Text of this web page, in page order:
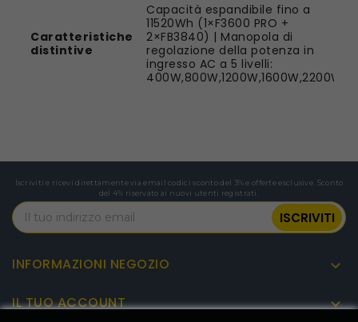
Caratteristiche
distintive
Capacità espandibile fino a
11520Wh (1×F3600 PRO +
2×FB3840) | Manopola di
regolazione della potenza in
ingresso AC a 5 livelli:
400W,800W,1200W,1600W,2200W
IL TUO ACCOUNT 
INFORMAZIONI NEGOZIO 
Iscriviti e ricevi direttamente via email codici sconto del 3% e offerte esclusive. Sconto
del 4% riservato ai nuovi utenti registrati.